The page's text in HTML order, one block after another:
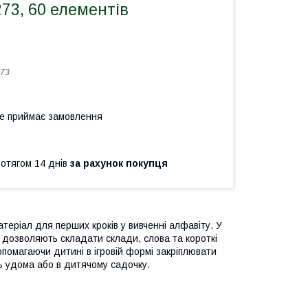
60 елементів
приймає замовлення
14 днів за рахунок покупця
для перших кроків у вивченні алфавіту. У
складати склади, слова та короткі
дитині в ігровій формі закріплювати
удома або в дитячому садочку.